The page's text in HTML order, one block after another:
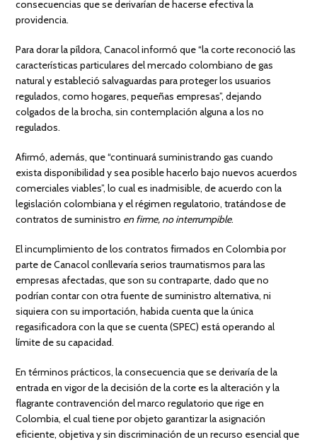
consecuencias que se derivarían de hacerse efectiva la
providencia.
Para dorar la píldora, Canacol informó que “la corte reconoció las
características particulares del mercado colombiano de gas
natural y estableció salvaguardas para proteger los usuarios
regulados, como hogares, pequeñas empresas”, dejando
colgados de la brocha, sin contemplación alguna a los no
regulados.
Afirmó, además, que “continuará suministrando gas cuando
exista disponibilidad y sea posible hacerlo bajo nuevos acuerdos
comerciales viables”, lo cual es inadmisible, de acuerdo con la
legislación colombiana y el régimen regulatorio, tratándose de
contratos de suministro en firme, no interrumpible.
El incumplimiento de los contratos firmados en Colombia por
parte de Canacol conllevaría serios traumatismos para las
empresas afectadas, que son su contraparte, dado que no
podrían contar con otra fuente de suministro alternativa, ni
siquiera con su importación, habida cuenta que la única
regasificadora con la que se cuenta (SPEC) está operando al
límite de su capacidad.
En términos prácticos, la consecuencia que se derivaría de la
entrada en vigor de la decisión de la corte es la alteración y la
flagrante contravención del marco regulatorio que rige en
Colombia, el cual tiene por objeto garantizar la asignación
eficiente, objetiva y sin discriminación de un recurso esencial que